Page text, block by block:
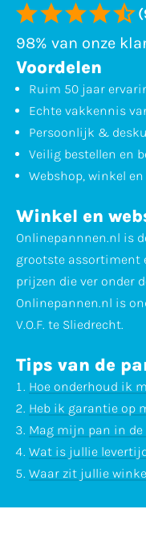
98% van onze
Voordelen
Ruim 50 jaar
Echte vakkennis
Persoonlijk &
Veilig bestellen en
Webshop, winkel
Winkel en
Onlinepannnen.nl is
grootste assortiment
prijzen die ver onder
Onlinepannen.nl is
V.O.F. te Sliedrecht.
Tips van de
Hoe onderhoud ik
Heb ik garantie op
Mag mijn pan in de
Wat is jullie
Waar zit jullie